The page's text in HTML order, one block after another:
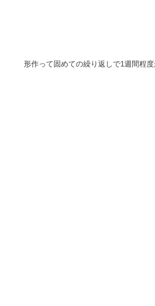
形作って固めての繰り返しで1週間程